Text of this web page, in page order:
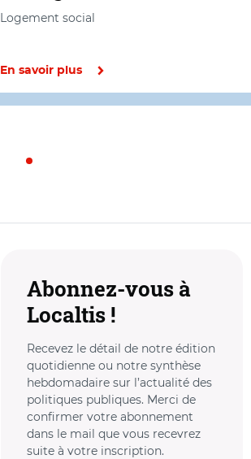
Logement social
En savoir plus
Abonnez-vous à
Localtis !
Recevez le détail de notre édition
quotidienne ou notre synthèse
hebdomadaire sur l’actualité des
politiques publiques. Merci de
confirmer votre abonnement
dans le mail que vous recevrez
suite à votre inscription.